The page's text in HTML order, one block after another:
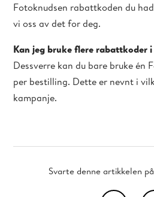
Fotoknudsen rabattkoden du
vi oss av det for deg.
Kan jeg bruke flere rabattkoder
Dessverre kan du bare bruke én
per bestilling. Dette er nevnt i
kampanje.
Svarte denne artikkelen